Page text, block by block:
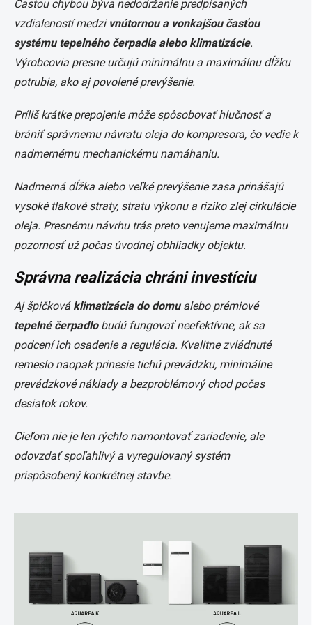
Častou chybou býva nedodržanie predpísaných
vzdialeností medzi vnútornou a vonkajšou časťou
systému tepelného čerpadla alebo klimatizácie.
Výrobcovia presne určujú minimálnu a maximálnu dĺžku
potrubia, ako aj povolené prevýšenie.
Príliš krátke prepojenie môže spôsobovať hlučnosť a
brániť správnemu návratu oleja do kompresora, čo vedie k
nadmernému mechanickému namáhaniu.
Nadmerná dĺžka alebo veľké prevýšenie zasa prinášajú
vysoké tlakové straty, stratu výkonu a riziko zlej cirkulácie
oleja. Presnému návrhu trás preto venujeme maximálnu
pozornosť už počas úvodnej obhliadky objektu.
Správna realizácia chráni investíciu
Aj špičková klimatizácia do domualebo prémiové
tepelné čerpadlobudú fungovať neefektívne, ak sa
podcení ich osadenie a regulácia. Kvalitne zvládnuté
remeslo naopak prinesie tichú prevádzku, minimálne
prevádzkové náklady a bezproblémový chod počas
desiatok rokov.
Cieľom nie je len rýchlo namontovať zariadenie, ale
odovzdať spoľahlivý a vyregulovaný systém
prispôsobený konkrétnej stavbe.